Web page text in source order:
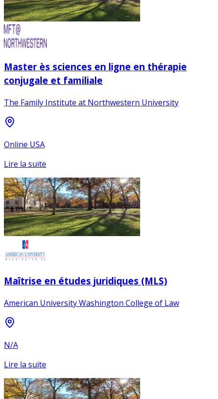
Master ès sciences en ligne en thérapie
conjugale et familiale
The Family Institute at Northwestern University
Online USA
Lire la suite
Maîtrise en études juridiques (MLS)
American University Washington College of Law
N/A
Lire la suite